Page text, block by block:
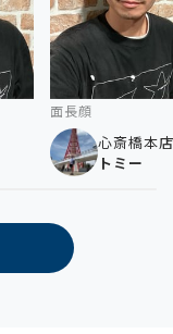
面長顔
心斎橋本店
トミー